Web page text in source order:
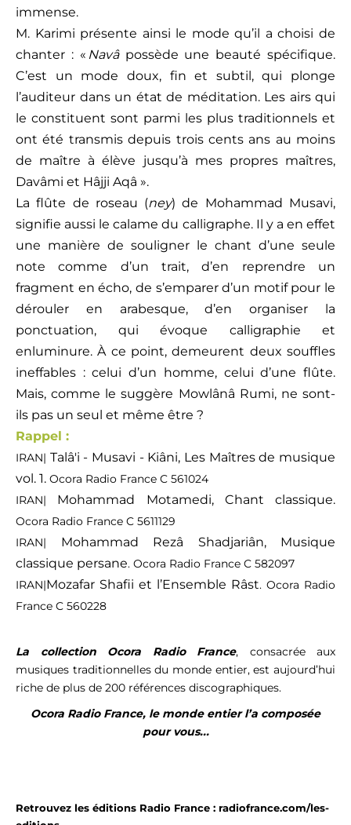
immense.
M. Karimi présente ainsi le mode qu’il a choisi de
chanter : « Navâpossède une beauté spécifique.
C’est un mode doux, fin et subtil, qui plonge
l’auditeur dans un état de méditation. Les airs qui
le constituent sont parmi les plus traditionnels et
ont été transmis depuis trois cents ans au moins
de maître à élève jusqu’à mes propres maîtres,
Davâmi et Hâjji Aqâ ».
La flûte de roseau (ney) de Mohammad Musavi,
signifie aussi le calame du calligraphe. Il y a en effet
une manière de souligner le chant d’une seule
note comme d’un trait, d’en reprendre un
fragment en écho, de s’emparer d’un motif pour le
dérouler en arabesque, d’en organiser la
ponctuation, qui évoque calligraphie et
enluminure. À ce point, demeurent deux souffles
ineffables : celui d’un homme, celui d’une flûte.
Mais, comme le suggère Mowlânâ Rumi, ne sont-
ils pas un seul et même être ?
Rappel :
IRAN| Talâ'i - Musavi - Kiâni, Les Maîtres de musique
vol. 1. Ocora Radio France C 561024
IRAN| Mohammad Motamedi, Chant classique.
Ocora Radio France C 5611129
IRAN| Mohammad Rezâ Shadjariân, Musique
classique persane. Ocora Radio France C 582097
IRAN|Mozafar Shafii et l’Ensemble Râst. Ocora Radio
France C 560228
La collection Ocora Radio France, consacrée aux
musiques traditionnelles du monde entier, est aujourd’hui
riche de plus de 200 références discographiques.
Ocora Radio France, le monde entier l’a composée
pour vous...
Retrouvez les éditions Radio France : radiofrance.com/les-